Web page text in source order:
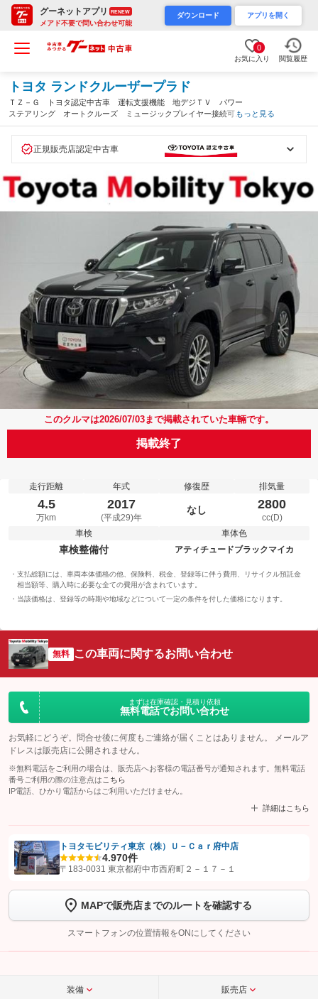
グーネットアプリ RENEW
メアド不要で問い合わせ可能
ダウンロード アプリを開く
0
お気に入り 閲覧履歴
トヨタ ランドクルーザープラド
ＴＺ－Ｇ トヨタ認定中古車 運転支援機能 地デジＴＶ パワー
ステアリング オートクルーズ ミュージックプレイヤー接続可
電動シート ＬＥＤライト 記録簿 ドラレコ アルミホイール
もっと見る
正規販売店認定中古車
このクルマは2026/07/03まで掲載されていた車輛です。
掲載終了
走行距離
4.5
万km
年式
2017
(平成29)年
修復歴
なし
排気量
2800
cc(D)
車検
車検整備付
車体色
アティチュードブラックマイカ
支払総額には、車両本体価格の他、保険料、税金、登録等に伴う費用、リサイクル預託金
相当額等、購入時に必要な全ての費用が含まれています。
当該価格は、登録等の時期や地域などについて一定の条件を付した価格になります。
無料 この車両に関するお問い合わせ
まずは在庫確認・見積り依頼
無料電話でお問い合わせ
お気軽にどうぞ。問合せ後に何度もご連絡が届くことはありません。 メールア
ドレスは販売店に公開されません。
※無料電話をご利用の場合は、販売店へお客様の電話番号が通知されます。無料電話
番号ご利用の際の注意点は こちら
IP電話、ひかり電話からはご利用いただけません。
詳細はこちら
【STEP1】認証画面でグーネットを友だち追加してから「許可する」ボタンを押
トーク画面で
ボタンをタップして問い合わせを
完了してください。
こちら
トヨタモビリティ東京（株）Ｕ－Ｃａｒ府中店
4.970件
〒183-0031 東京都府中市西府町２－１７－１
MAPで販売店までのルートを確認する
スマートフォンの位置情報をONにしてください
装備 販売店